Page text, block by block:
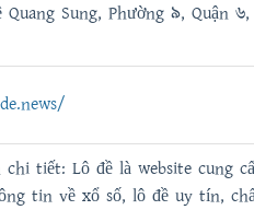
Sung, Phường 9, Quận 6,
tiết: Lô đề là website cung
tin về xổ số, lô đề uy tín,